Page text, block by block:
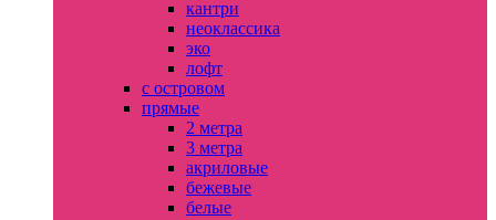
кантри
неоклассика
эко
лофт
с островом
прямые
2 метра
3 метра
акриловые
бежевые
белые